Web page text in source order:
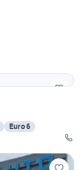
Euro 6